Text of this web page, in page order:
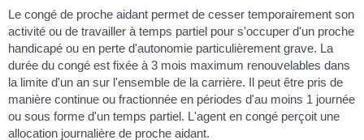
Le congé de proche aidant permet de cesser temporairement son
activité ou de travailler à temps partiel pour s'occuper d'un proche
handicapé ou en perte d'autonomie particulièrement grave. La
durée du congé est fixée à 3 mois maximum renouvelables dans
la limite d'un an sur l'ensemble de la carrière. Il peut être pris de
manière continue ou fractionnée en périodes d'au moins 1 journée
ou sous forme d'un temps partiel. L'agent en congé perçoit une
allocation journalière de proche aidant.